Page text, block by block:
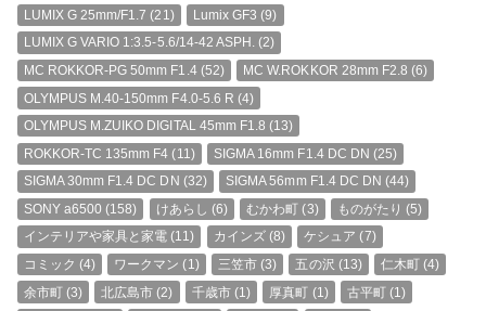
LUMIX G 25mm/F1.7 (21) Lumix GF3 (9)
LUMIX G VARIO 1:3.5-5.6/14-42 ASPH. (2)
MC ROKKOR-PG 50mm F1.4(52) MC W.ROKKOR 28mm F2.8 (6)
OLYMPUS M.40-150mm F4.0-5.6 R (4)
OLYMPUS M.ZUIKO DIGITAL 45mm F1.8 (13)
ROKKOR-TC 135mm F4 (11) SIGMA 16mm F1.4 DC DN (25)
SIGMA 30mm F1.4 DC DN (32) SIGMA 56mm F1.4 DC DN (44)
SONY a6500 (158) けあらし (6) むかわ町 (3) ものがたり (5)
インテリアや家具と家電 (11) カインズ(8) ケシュア (7)
コミック (4) ワークマン (1) 三笠市 (3) 五の沢 (13) 仁木町 (4)
余市町(3) 北広島市 (2) 千歳市(1) 厚真町 (1) 古平町 (1)